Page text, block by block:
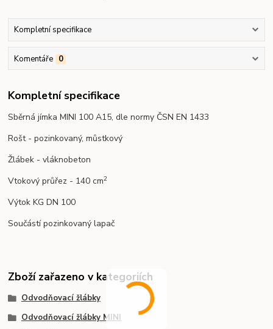
Kompletní specifikace
Komentáře 0
Kompletní specifikace
Sběrná jímka MINI 100 A15, dle normy ČSN EN 1433
Rošt - pozinkovaný, můstkový
Žlábek - vláknobeton
Vtokový průřez - 140 cm2
Výtok KG DN 100
Součástí pozinkovaný lapač
Zboží zařazeno v kategoriích
Odvodňovací žlábky
Odvodňovací žlábky MINI